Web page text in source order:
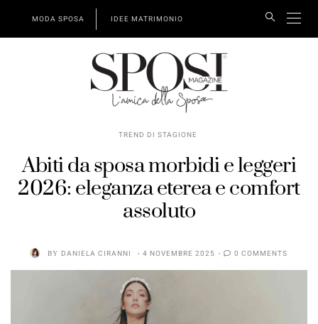
MODA SPOSA IDEE MATRIMONIO
TREND DI STAGIONE
Abiti da sposa morbidi e leggeri
2026: eleganza eterea e comfort
assoluto
BY DANIELA CIRANNI 4 NOVEMBRE 2025 0 COMMENTS